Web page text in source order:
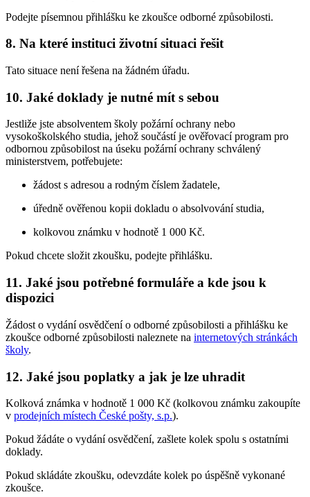
Podejte písemnou přihlášku ke zkoušce odborné způsobilosti.
8. Na které instituci životní situaci řešit
Tato situace není řešena na žádném úřadu.
10. Jaké doklady je nutné mít s sebou
Jestliže jste absolventem školy požární ochrany nebo
vysokoškolského studia, jehož součástí je ověřovací program pro
odbornou způsobilost na úseku požární ochrany schválený
ministerstvem, potřebujete:
žádost s adresou a rodným číslem žadatele,
úředně ověřenou kopii dokladu o absolvování studia,
kolkovou známku v hodnotě 1 000 Kč.
Pokud chcete složit zkoušku, podejte přihlášku.
11. Jaké jsou potřebné formuláře a kde jsou k
dispozici
Žádost o vydání osvědčení o odborné způsobilosti a přihlášku ke
zkoušce odborné způsobilosti naleznete na internetových stránkách
školy.
12. Jaké jsou poplatky a jak je lze uhradit
Kolková známka v hodnotě 1 000 Kč (kolkovou známku zakoupíte
v prodejních místech České pošty, s.p.).
Pokud žádáte o vydání osvědčení, zašlete kolek spolu s ostatními
doklady.
Pokud skládáte zkoušku, odevzdáte kolek po úspěšně vykonané
zkoušce.